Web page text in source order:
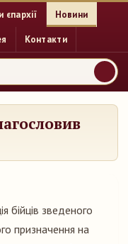
єпархії Новини
Контакти
бійців зведеного
призначення на